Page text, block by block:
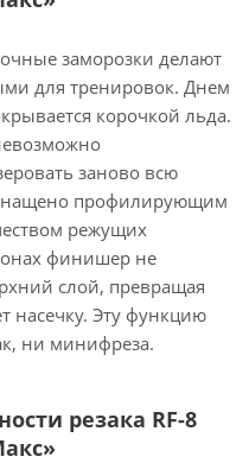
заморозки делают
для тренировок. Днем
корочкой льда.
заново всю
профилирующим
режущих
финишер не
слой, превращая
насечку. Эту функцию
ни минифреза.
резака RF-8